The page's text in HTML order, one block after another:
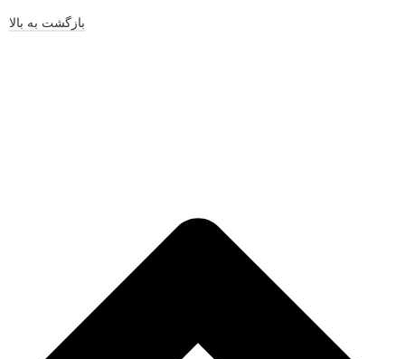
بازگشت به بالا